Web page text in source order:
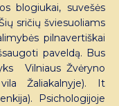
blogiukai, suvešės
sričių šviesuoliams
pilnavertiškai
paveldą. Bus
Vilniaus Žvėryno
Žaliakalnyje). It
Psichologijoje